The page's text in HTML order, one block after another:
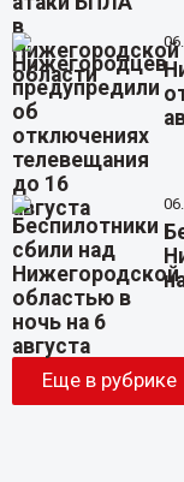
Еще в рубрике